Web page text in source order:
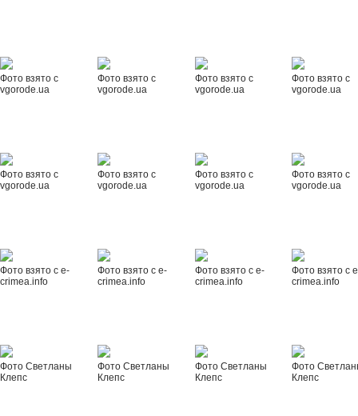
Фото взято с
vgorode.ua
Фото взято с
vgorode.ua
Фото взято с
vgorode.ua
Фото взято с
vgorode.ua
Фото взято с
vgorode.ua
Фото взято с
vgorode.ua
Фото взято с
vgorode.ua
Фото взято с
vgorode.ua
Фото взято с e-
crimea.info
Фото взято с e-
crimea.info
Фото взято с e-
crimea.info
Фото взято с
crimea.info
Фото Светланы
Клепс
Фото Светланы
Клепс
Фото Светланы
Клепс
Фото
Клепс